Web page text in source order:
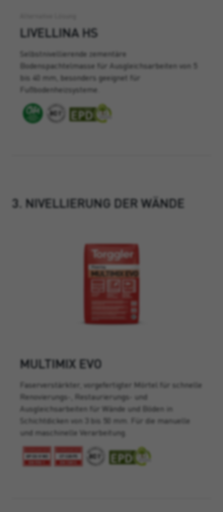
LIVELLINA HS
Selbstnivellierende zementäre
Bodenspachtelmasse für Ausgleichsarbeiten von 5
bis 40 mm, besonders geeignet für
Fußbodenheizsysteme.
3. NIVELLIERUNG DER WÄNDE
MULTIMIX EVO
Faserverstärkter, vorgefertigter Mörtel für schnelle
Renovierungs-, Restaurierungs- und
Ausgleichsarbeiten für Wände und Böden in
Schichtdicken von 3 bis 50 mm. Für die manuelle
und maschinelle Verarbeitung.